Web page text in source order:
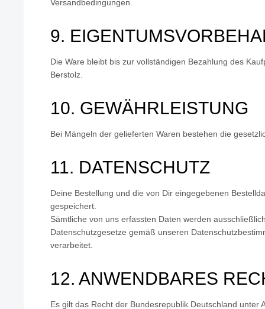
Versandbedingungen.
9.
Die Ware bleibt bis zur vollständigen Bezahlung des
Berstolz.
10. GEWÄHRLEISTUNG
Bei Mängeln der gelieferten Waren bestehen die
11. DATENSCHUTZ
Deine Bestellung und die von Dir eingegebenen
gespeichert.
Sämtliche von uns erfassten Daten werden
Datenschutzgesetze gemäß unseren
verarbeitet.
12. ANWENDBARES
Es gilt das Recht der Bundesrepublik Deutschland unter